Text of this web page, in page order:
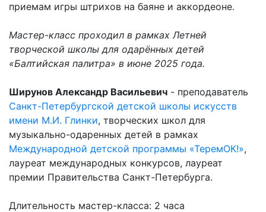
приемам игры штрихов на баяне и аккордеоне.
Мастер-класс проходил в рамках Летней
творческой школы для одарённых детей
«Балтийская палитра» в июне 2025 года.
Ширунов Александр Васильевич - преподаватель
Санкт-Петербургской детской школы искусств
имени М.И. Глинки, творческих школ для
музыкально-одаренных детей в рамках
Международной детской программы «ТеремОК!»,
лауреат международных конкурсов, лауреат
премии Правительства Санкт-Петербурга.
Длительность мастер-класса: 2 часа